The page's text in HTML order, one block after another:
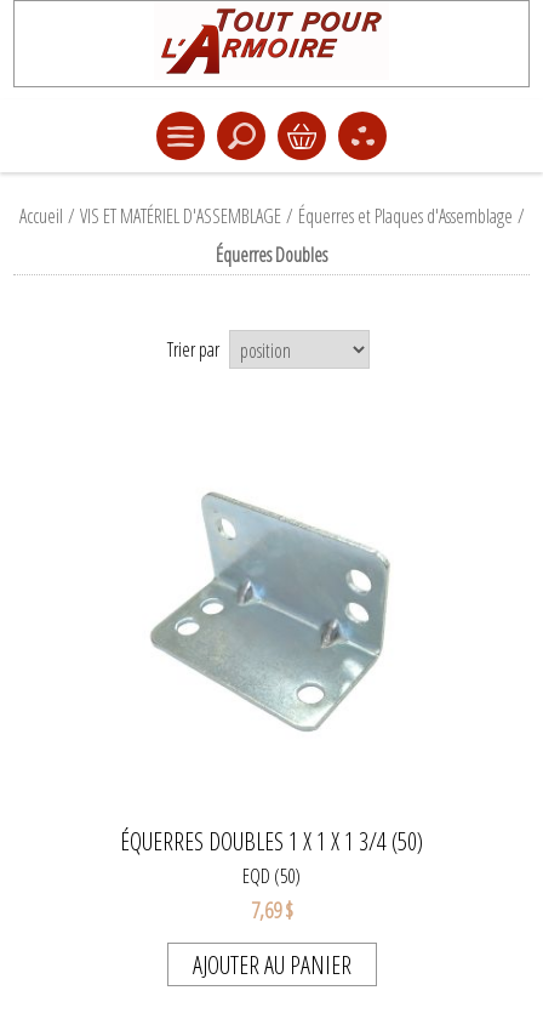
Accueil / VIS ET MATÉRIEL D'ASSEMBLAGE / Équerres et Plaques d'Assemblage /
Équerres Doubles
Trier par
ÉQUERRES DOUBLES 1 X 1 X 1 3/4 (50)
EQD (50)
7,69 $
AJOUTER AU PANIER